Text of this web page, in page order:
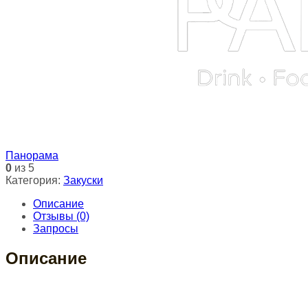
Панорама
0 из 5
Категория: Закуски
Описание
Отзывы (0)
Запросы
Описание